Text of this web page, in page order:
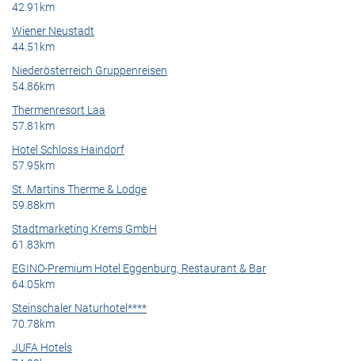
42.91km
Wiener Neustadt
44.51km
Niederösterreich Gruppenreisen
54.86km
Thermenresort Laa
57.81km
Hotel Schloss Haindorf
57.95km
St. Martins Therme & Lodge
59.88km
Stadtmarketing Krems GmbH
61.83km
EGINO-Premium Hotel Eggenburg, Restaurant & Bar
64.05km
Steinschaler Naturhotel****
70.78km
JUFA Hotels